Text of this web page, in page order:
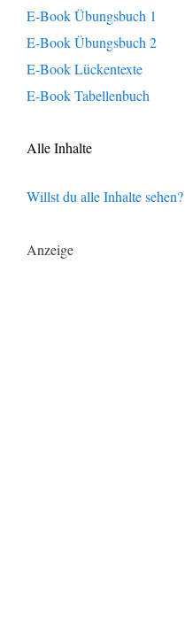
E-Book Übungsbuch 1
E-Book Übungsbuch 2
E-Book Lückentexte
E-Book Tabellenbuch
Alle Inhalte
Willst du alle Inhalte sehen?
Anzeige